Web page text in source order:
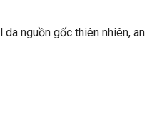
nguồn gốc thiên nhiên, an